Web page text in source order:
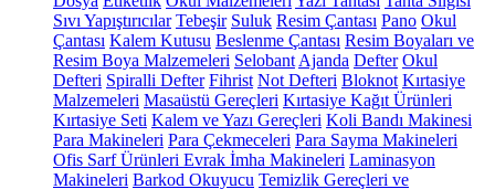
Sıvı Yapıştırıcılar Tebeşir Suluk Resim Çantası Pano Okul
Çantası Kalem Kutusu Beslenme Çantası Resim Boyaları ve
Resim Boya Malzemeleri Selobant Ajanda Defter Okul
Defteri Spiralli Defter Fihrist Not Defteri Bloknot Kırtasiye
Malzemeleri Masaüstü Gereçleri Kırtasiye Kağıt Ürünleri
Kırtasiye Seti Kalem ve Yazı Gereçleri Koli Bandı Makinesi
Para Makineleri Para Çekmeceleri Para Sayma Makineleri
Ofis Sarf Ürünleri Evrak İmha Makineleri Laminasyon
Makineleri Barkod Okuyucu Temizlik Gereçleri ve